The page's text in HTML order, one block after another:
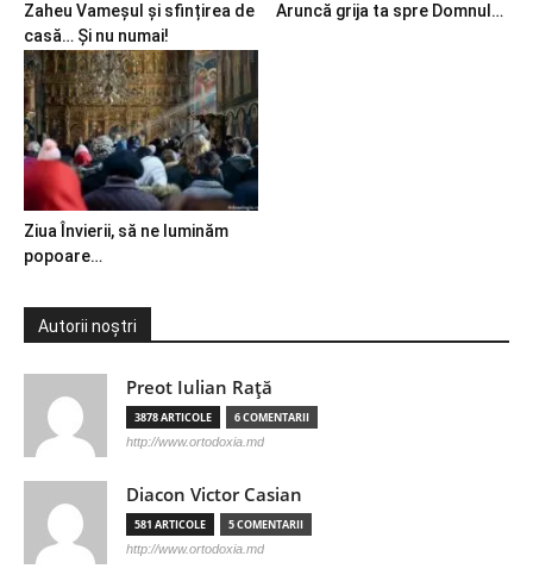
Zaheu Vameșul și sfințirea de
casă… Și nu numai!
Aruncă grija ta spre Domnul…
Ziua Învierii, să ne luminăm
popoare…
Autorii noștri
Preot Iulian Raţă
3878 ARTICOLE 6 COMENTARII
http://www.ortodoxia.md
Diacon Victor Casian
581 ARTICOLE 5 COMENTARII
http://www.ortodoxia.md